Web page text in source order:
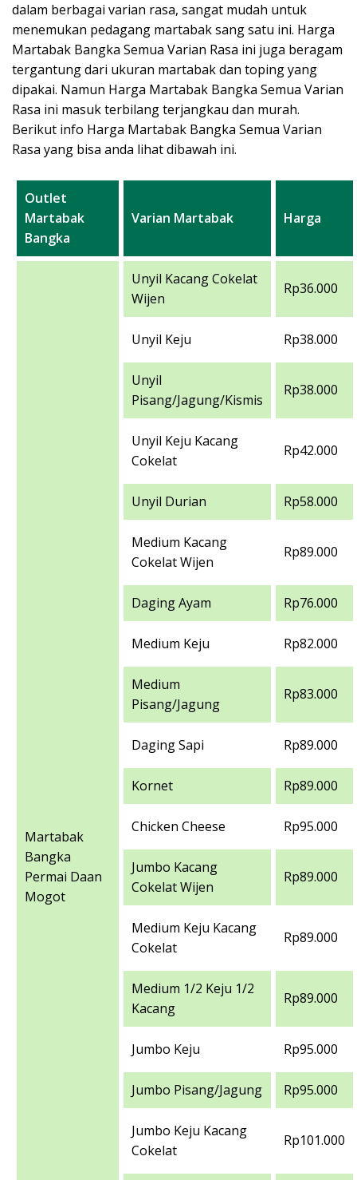
dalam berbagai varian rasa, sangat mudah untuk
menemukan pedagang martabak sang satu ini. Harga
Martabak Bangka Semua Varian Rasa ini juga beragam
tergantung dari ukuran martabak dan toping yang
dipakai. Namun Harga Martabak Bangka Semua Varian
Rasa ini masuk terbilang terjangkau dan murah.
Berikut info Harga Martabak Bangka Semua Varian
Rasa yang bisa anda lihat dibawah ini.
Outlet
Martabak
Bangka
Varian Martabak Harga
Martabak
Bangka
Permai Daan
Mogot
Unyil Kacang Cokelat
Wijen
Rp36.000
Unyil Keju Rp38.000
Unyil
Pisang/Jagung/Kismis
Rp38.000
Unyil Keju Kacang
Cokelat
Rp42.000
Unyil Durian Rp58.000
Medium Kacang
Cokelat Wijen
Rp89.000
Daging Ayam Rp76.000
Medium Keju Rp82.000
Medium
Pisang/Jagung
Rp83.000
Daging Sapi Rp89.000
Kornet Rp89.000
Chicken Cheese Rp95.000
Jumbo Kacang
Cokelat Wijen
Rp89.000
Medium Keju Kacang
Cokelat
Rp89.000
Medium 1/2 Keju 1/2
Kacang
Rp89.000
Jumbo Keju Rp95.000
Jumbo Pisang/Jagung Rp95.000
Jumbo Keju Kacang
Cokelat
Rp101.000